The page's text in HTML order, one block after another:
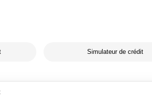
Simulateur de crédit